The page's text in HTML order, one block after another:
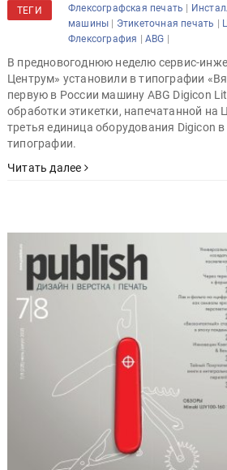
ТЕГИ Флексографская печать |
машины | Этикеточная печать |
Флексография |ABG |
В предновогоднюю неделю сервис-
Центрум» установили в типографии
первую в России машину ABG Digicon
обработки этикетки, напечатанной на
третья единица оборудования Digicon
типографии.
Читать далее